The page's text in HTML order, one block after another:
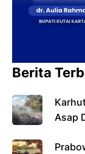
Berita
Asap